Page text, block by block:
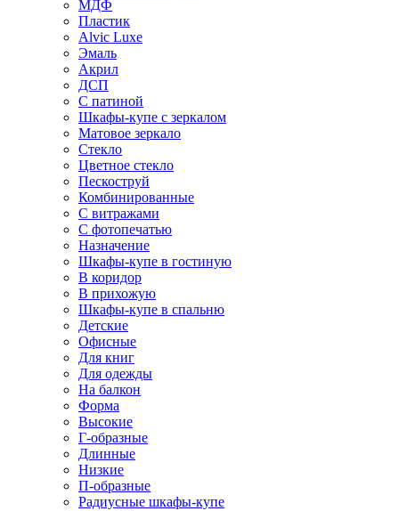
МДФ
Пластик
Alvic Luxe
Эмаль
Акрил
ДСП
С патиной
Шкафы-купе с зеркалом
Матовое зеркало
Стекло
Цветное стекло
Пескоструй
Комбинированные
С витражами
С фотопечатью
Назначение
Шкафы-купе в гостиную
В коридор
В прихожую
Шкафы-купе в спальню
Детские
Офисные
Для книг
Для одежды
На балкон
Форма
Высокие
Г-образные
Длинные
Низкие
П-образные
Радиусные шкафы-купе